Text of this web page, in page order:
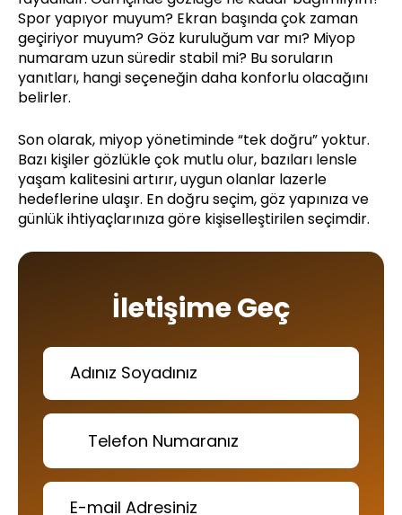
Spor yapıyor muyum? Ekran başında çok zaman
geçiriyor muyum? Göz kuruluğum var mı? Miyop
numaram uzun süredir stabil mi? Bu soruların
yanıtları, hangi seçeneğin daha konforlu olacağını
belirler.
Son olarak, miyop yönetiminde “tek doğru” yoktur.
Bazı kişiler gözlükle çok mutlu olur, bazıları lensle
yaşam kalitesini artırır, uygun olanlar lazerle
hedeflerine ulaşır. En doğru seçim, göz yapınıza ve
günlük ihtiyaçlarınıza göre kişiselleştirilen seçimdir.
İletişime Geç